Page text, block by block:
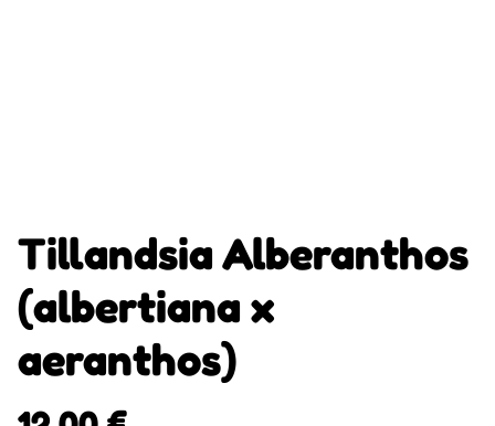
Tillandsia Alberanthos
(albertiana x
aeranthos)